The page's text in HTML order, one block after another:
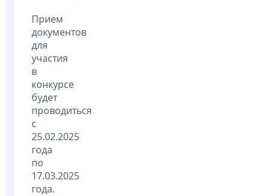
Прием
документов
для
участия
в
конкурсе
будет
проводиться
с
25.02.2025
года
по
17.03.2025
года.